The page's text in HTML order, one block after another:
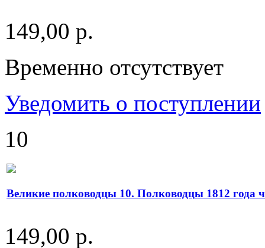
149,00 р.
Временно отсутствует
Уведомить о поступлении
10
Великие полководцы 10. Полководцы 1812 года
149,00 р.